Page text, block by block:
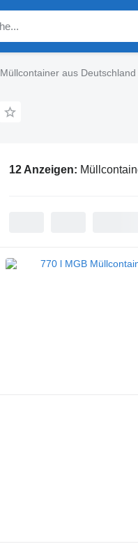
Müllcontainer aus Deutschland
12 Anzeigen: